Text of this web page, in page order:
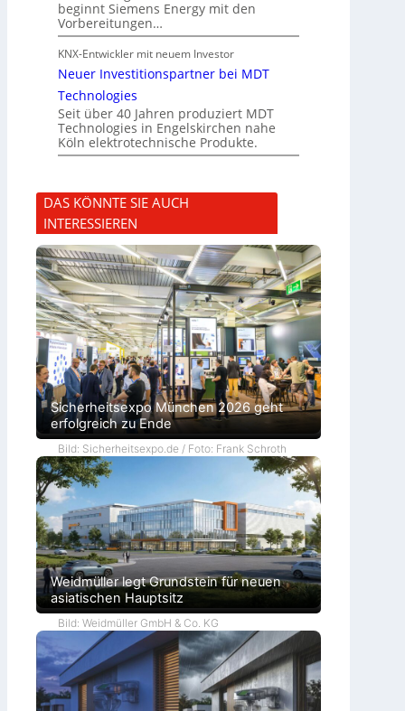
beginnt Siemens Energy mit den
Vorbereitungen…
KNX-Entwickler mit neuem Investor
Neuer Investitionspartner bei MDT
Technologies
Seit über 40 Jahren produziert MDT
Technologies in Engelskirchen nahe
Köln elektrotechnische Produkte.
DAS KÖNNTE SIE AUCH
INTERESSIEREN
Sicherheitsexpo München 2026 geht
erfolgreich zu Ende
Bild: Sicherheitsexpo.de / Foto: Frank Schroth
Weidmüller legt Grundstein für neuen
asiatischen Hauptsitz
Bild: Weidmüller GmbH & Co. KG